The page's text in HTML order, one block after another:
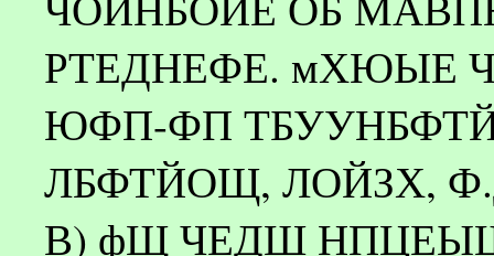
РТЕДНЕФЕ. мХЮЫЕ
ЮФП-ФП
ЛБФТЙОЩ, ЛОЙЗХ,
В) фЩ ЧЕДШ